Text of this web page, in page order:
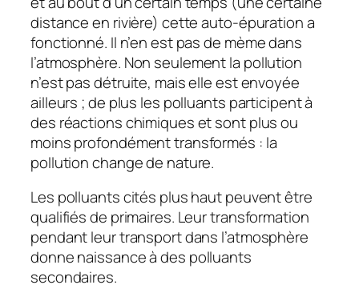
distance en rivière) cette auto-épuration a
fonctionné. Il n’en est pas de mème dans
l’atmosphère. Non seulement la pollution
n’est pas détruite, mais elle est envoyée
ailleurs ; de plus les polluants participent à
des réactions chimiques et sont plus ou
moins profondément transformés : la
pollution change de nature.
Les polluants cités plus haut peuvent être
qualifiés de primaires. Leur transformation
pendant leur transport dans l’atmosphère
donne naissance à des polluants
secondaires.